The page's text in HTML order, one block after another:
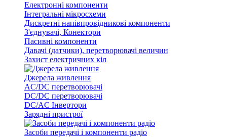
Електронні компоненти
Інтегральні мікросхеми
Дискретні напівпровідникові компоненти
З'єднувачі, Конектори
Пасивні компоненти
Давачі (датчики), перетворювачі величин
Захист електричних кіл
Джерела живлення
AC/DC перетворювачі
DC/DC перетворювачі
DC/AC Інвертори
Зарядні пристрої
Засоби передачі і компоненти радіо